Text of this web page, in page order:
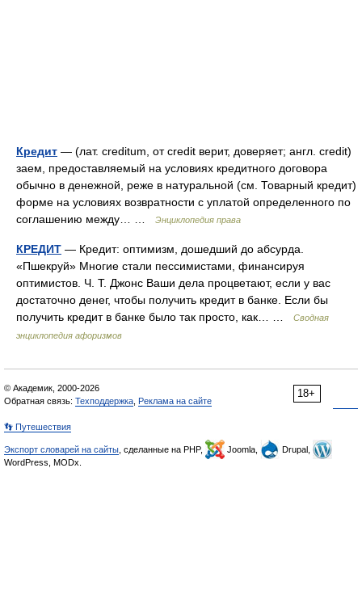
Кредит — (лат. creditum, от credit верит, доверяет; англ. credit)
заем, предоставляемый на условиях кредитного договора
обычно в денежной, реже в натуральной (см. Товарный кредит)
форме на условиях возвратности с уплатой определенного по
соглашению между… …
Энциклопедия права
КРЕДИТ — Кредит: оптимизм, дошедший до абсурда.
«Пшекруй» Многие стали пессимистами, финансируя
оптимистов. Ч. Т. Джонс Ваши дела процветают, если у вас
достаточно денег, чтобы получить кредит в банке. Если бы
получить кредит в банке было так просто, как… …
Сводная
энциклопедия афоризмов
18+
© Академик, 2000-2026
Обратная связь: Техподдержка Реклама на сайте
👣 Путешествия
Экспорт словарей на сайты , сделанные на PHP, Joomla,
Drupal,
WordPress, MODx.